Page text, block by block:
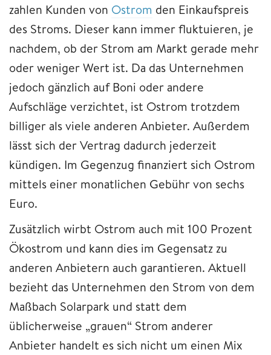
zahlen Kunden von Ostrom den Einkaufspreis
des Stroms. Dieser kann immer fluktuieren, je
nachdem, ob der Strom am Markt gerade mehr
oder weniger Wert ist. Da das Unternehmen
jedoch gänzlich auf Boni oder andere
Aufschläge verzichtet, ist Ostrom trotzdem
billiger als viele anderen Anbieter. Außerdem
lässt sich der Vertrag dadurch jederzeit
kündigen. Im Gegenzug finanziert sich Ostrom
mittels einer monatlichen Gebühr von sechs
Euro.
Zusätzlich wirbt Ostrom auch mit 100 Prozent
Ökostrom und kann dies im Gegensatz zu
anderen Anbietern auch garantieren. Aktuell
bezieht das Unternehmen den Strom von dem
Maßbach Solarpark und statt dem
üblicherweise „grauen“ Strom anderer
Anbieter handelt es sich nicht um einen Mix